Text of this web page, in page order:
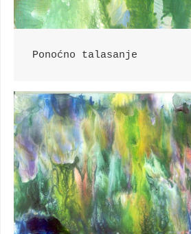
Ponoćno talasanje